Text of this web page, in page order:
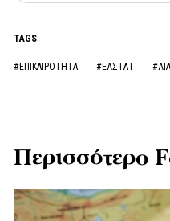
TAGS
#ΕΠΙΚΑΙΡΟΤΗΤΑ #ΕΛΣΤΑΤ
Περισσότερο